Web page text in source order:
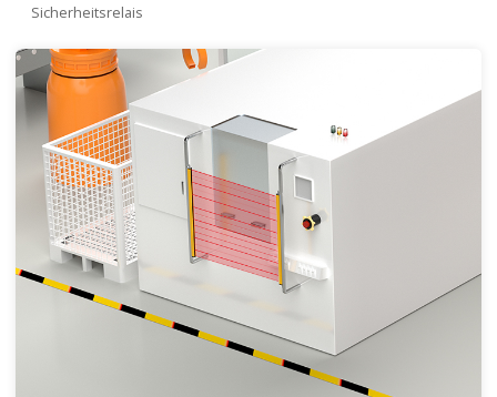
Sicherheitsrelais